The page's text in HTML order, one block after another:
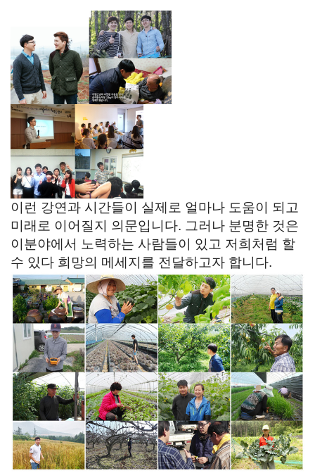
이런 강연과 시간들이 실제로 얼마나 도움이 되고
미래로 이어질지 의문입니다. 그러나 분명한 것은
이분야에서 노력하는 사람들이 있고 저희처럼 할
수 있다 희망의 메세지를 전달하고자 합니다.